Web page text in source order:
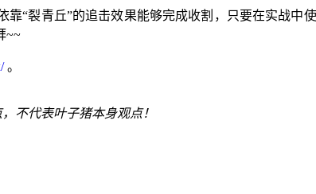
“裂青丘”的追击效果能够完成收割，只要在实战中
~~
。
不代表叶子猪本身观点！